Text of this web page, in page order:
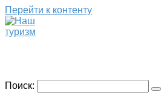
Перейти к контенту
Поиск: